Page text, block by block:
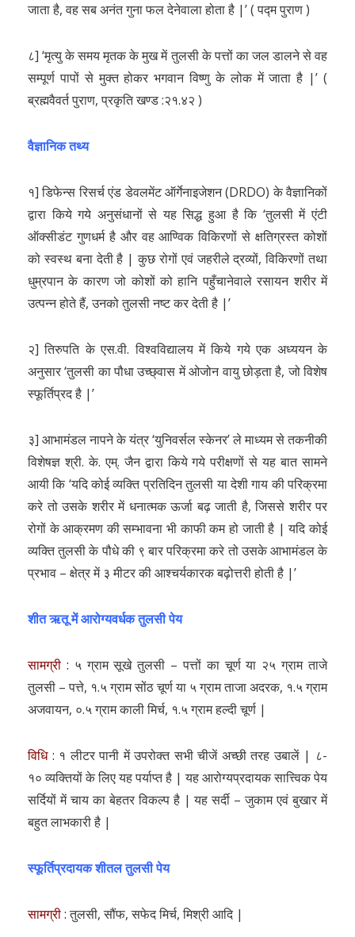
जाता है, वह सब अनंत गुना फल देनेवाला होता है |’ ( पद्म पुराण )
८] ‘मृत्यु के समय मृतक के मुख में तुलसी के पत्तों का जल डालने से वह
सम्पूर्ण पापों से मुक्त होकर भगवान विष्णु के लोक में जाता है |’ (
ब्रह्मवैवर्त पुराण, प्रकृति खण्ड :२१.४२ )
वैज्ञानिक तथ्य
१] डिफेन्स रिसर्च एंड डेवलमेंट ऑर्गेनाइजेशन (DRDO) के वैज्ञानिकों
द्वारा किये गये अनुसंधानों से यह सिद्ध हुआ है कि ‘तुलसी में एंटी
ऑक्सीडंट गुणधर्म है और वह आण्विक विकिरणों से क्षतिग्रस्त कोशों
को स्वस्थ बना देती है | कुछ रोगों एवं जहरीले द्रव्यों, विकिरणों तथा
धुम्रपान के कारण जो कोशों को हानि पहुँचानेवाले रसायन शरीर में
उत्पन्न होते हैं, उनको तुलसी नष्ट कर देती है |’
२] तिरुपति के एस.वी. विश्वविद्यालय में किये गये एक अध्ययन के
अनुसार ‘तुलसी का पौधा उच्छ्वास में ओजोन वायु छोड़ता है, जो विशेष
स्फूर्तिप्रद है |’
३] आभामंडल नापने के यंत्र ‘युनिवर्सल स्केनर’ ले माध्यम से तकनीकी
विशेषज्ञ श्री. के. एम्. जैन द्वारा किये गये परीक्षणों से यह बात सामने
आयी कि ‘यदि कोई व्यक्ति प्रतिदिन तुलसी या देशी गाय की परिक्रमा
करे तो उसके शरीर में धनात्मक ऊर्जा बढ़ जाती है, जिससे शरीर पर
रोगों के आक्रमण की सम्भावना भी काफी कम हो जाती है | यदि कोई
व्यक्ति तुलसी के पौधे की ९ बार परिक्रमा करे तो उसके आभामंडल के
प्रभाव – क्षेत्र में ३ मीटर की आश्चर्यकारक बढ़ोत्तरी होती है |’
शीत ऋतू में आरोग्यवर्धक तुलसी पेय
सामग्री : ५ ग्राम सूखे तुलसी – पत्तों का चूर्ण या २५ ग्राम ताजे
तुलसी – पत्ते, १.५ ग्राम सोंठ चूर्ण या ५ ग्राम ताजा अदरक, १.५ ग्राम
अजवायन, ०.५ ग्राम काली मिर्च, १.५ ग्राम हल्दी चूर्ण |
विधि : १ लीटर पानी में उपरोक्त सभी चीजें अच्छी तरह उबालें | ८-
१० व्यक्तियों के लिए यह पर्याप्त है | यह आरोग्यप्रदायक सात्त्विक पेय
सर्दियों में चाय का बेहतर विकल्प है | यह सर्दी – जुकाम एवं बुखार में
बहुत लाभकारी है |
स्फूर्तिप्रदायक शीतल तुलसी पेय
सामग्री :तुलसी, सौंफ, सफेद मिर्च, मिश्री आदि |